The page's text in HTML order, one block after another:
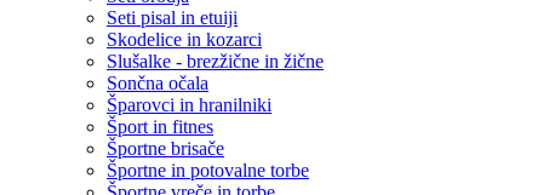
Seti pisal in etuiji
Skodelice in kozarci
Slušalke - brezžične in žične
Sončna očala
Šparovci in hranilniki
Šport in fitnes
Športne brisače
Športne in potovalne torbe